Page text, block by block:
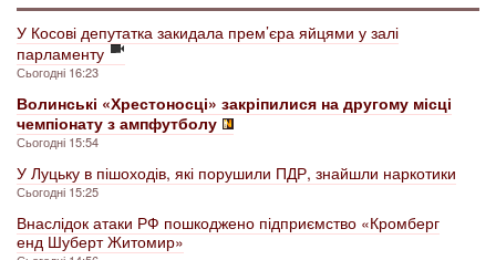
У Косові депутатка закидала прем’єра яйцями у залі
парламенту
Сьогодні 16:23
Волинські «Хрестоносці» закріпилися на другому місці
чемпіонату з ампфутболу
Сьогодні 15:54
У Луцьку в пішоходів, які порушили ПДР, знайшли наркотики
Сьогодні 15:25
Внаслідок атаки РФ пошкоджено підприємство «Кромберг
енд Шуберт Житомир»